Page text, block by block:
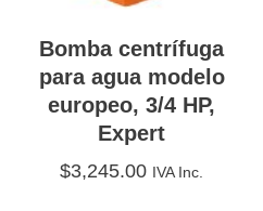
Bomba centrífuga
para agua modelo
europeo, 3/4 HP,
Expert
$3,245.00 IVA Inc.